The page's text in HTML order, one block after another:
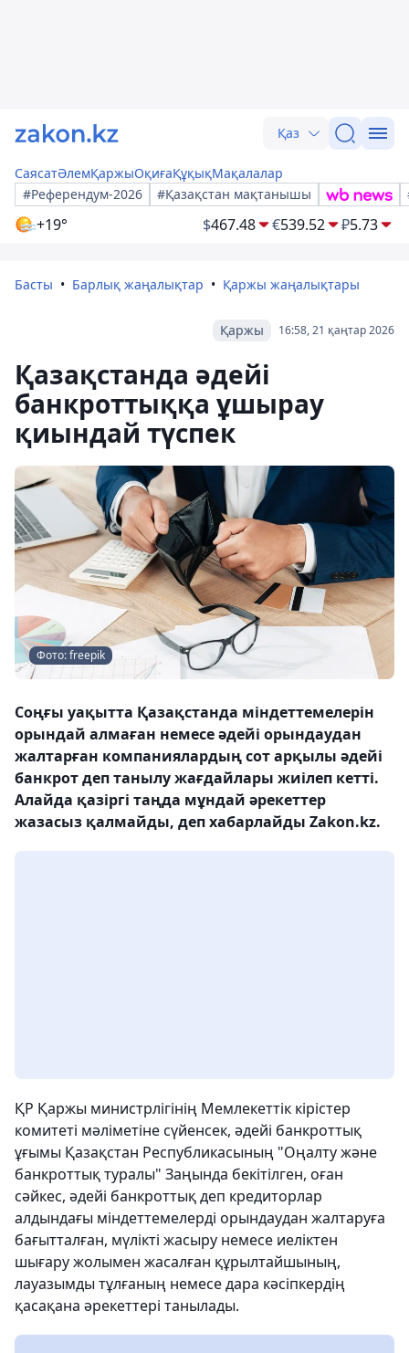
Қаз
СаясатӘлемҚаржыОқиғаҚұқықМақалалар
#Референдум-2026
#Қазақстан мақтанышы
+19° $467.48 €539.52 ₽5.73
Басты Барлық жаңалықтар Қаржы жаңалықтары
16:58, 21 қаңтар 2026
Қаржы
Қазақстанда әдейі
банкроттыққа ұшырау
қиындай түспек
Фото: freepik
Соңғы уақытта Қазақстанда міндеттемелерін
орындай алмаған немесе әдейі орындаудан
жалтарған компаниялардың сот арқылы әдейі
банкрот деп танылу жағдайлары жиілеп кетті.
Алайда қазіргі таңда мұндай әрекеттер
жазасыз қалмайды, деп хабарлайды Zakon.kz.
ҚР Қаржы министрлігінің Мемлекеттік кірістер
комитеті мәліметіне сүйенсек, әдейі банкроттық
ұғымы Қазақстан Республикасының "Оңалту және
банкроттық туралы" Заңында бекітілген, оған
сәйкес, әдейі банкроттық деп кредиторлар
алдындағы міндеттемелерді орындаудан жалтаруға
бағытталған, мүлікті жасыру немесе иеліктен
шығару жолымен жасалған құрылтайшының,
лауазымды тұлғаның немесе дара кәсіпкердің
қасақана әрекеттері танылады.